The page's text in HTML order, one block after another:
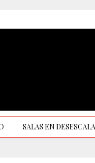
SALAS EN